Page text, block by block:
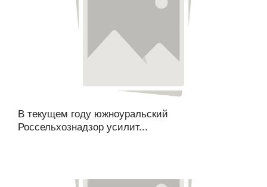
В текущем году южноуральский
Россельхознадзор усилит...